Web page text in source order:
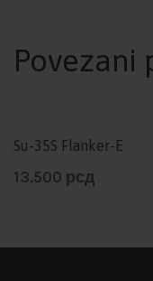
Povezani
Su-35S Flanker-E
13.500 рсд